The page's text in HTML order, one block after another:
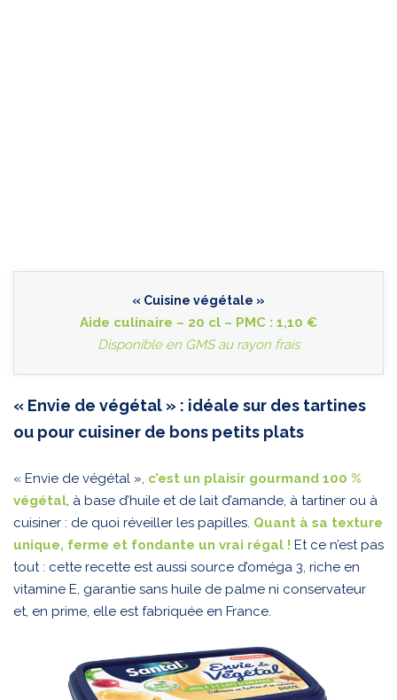
« Cuisine végétale »
Aide culinaire – 20 cl – PMC : 1,10 €
Disponible en GMS au rayon frais
« Envie de végétal » : idéale sur des tartines
ou pour cuisiner de bons petits plats
« Envie de végétal », c’est un plaisir gourmand 100 %
végétal, à base d’huile et de lait d’amande, à tartiner ou à
cuisiner : de quoi réveiller les papilles. Quant à sa texture
unique, ferme et fondante un vrai régal ! Et ce n’est pas
tout : cette recette est aussi source d’oméga 3, riche en
vitamine E, garantie sans huile de palme ni conservateur
et, en prime, elle est fabriquée en France.